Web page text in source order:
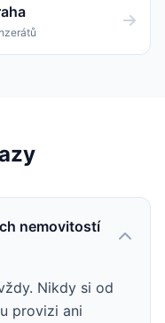
nemovitostí
Nikdy si od
provizi ani